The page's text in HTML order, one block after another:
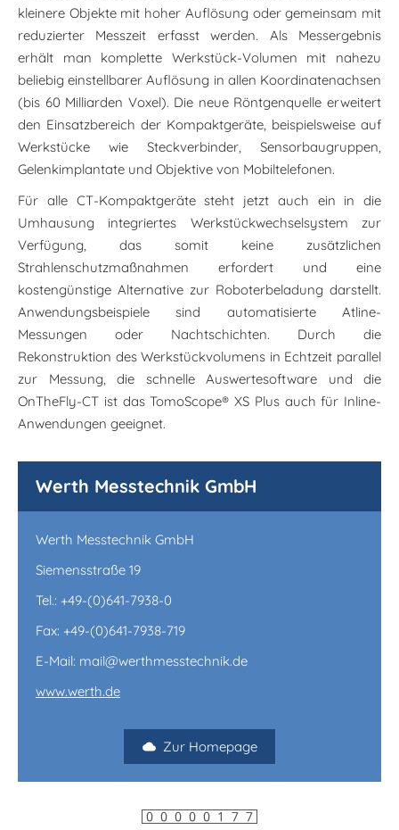
kleinere Objekte mit hoher Auflösung oder gemeinsam mit
reduzierter Messzeit erfasst werden. Als Messergebnis
erhält man komplette Werkstück-Volumen mit nahezu
beliebig einstellbarer Auflösung in allen Koordinatenachsen
(bis 60 Milliarden Voxel). Die neue Röntgenquelle erweitert
den Einsatzbereich der Kompaktgeräte, beispielsweise auf
Werkstücke wie Steckverbinder, Sensorbaugruppen,
Gelenkimplantate und Objektive von Mobiltelefonen.
Für alle CT-Kompaktgeräte steht jetzt auch ein in die
Umhausung integriertes Werkstückwechselsystem zur
Verfügung, das somit keine zusätzlichen
Strahlenschutzmaßnahmen erfordert und eine
kostengünstige Alternative zur Roboterbeladung darstellt.
Anwendungsbeispiele sind automatisierte Atline-
Messungen oder Nachtschichten. Durch die
Rekonstruktion des Werkstückvolumens in Echtzeit parallel
zur Messung, die schnelle Auswertesoftware und die
OnTheFly-CT ist das TomoScope® XS Plus auch für Inline-
Anwendungen geeignet.
Werth Messtechnik GmbH
Werth Messtechnik GmbH
Siemensstraße 19
Tel.: +49-(0)641-7938-0
Fax: +49-(0)641-7938-719
E-Mail: mail@werthmesstechnik.de
www.werth.de
Zur Homepage